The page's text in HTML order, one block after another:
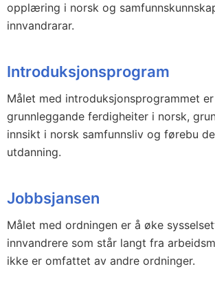
opplæring i norsk og
innvandrarar.
Introduksjonsprogram
Målet med introduksjonsprogrammet
grunnleggande ferdigheiter i norsk,
innsikt i norsk samfunnsliv og førebu
utdanning.
Jobbsjansen
Målet med ordningen er å øke
innvandrere som står langt fra
ikke er omfattet av andre ordninger.